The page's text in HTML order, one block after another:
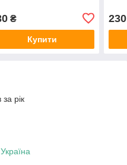
₴
Купити
230
рік